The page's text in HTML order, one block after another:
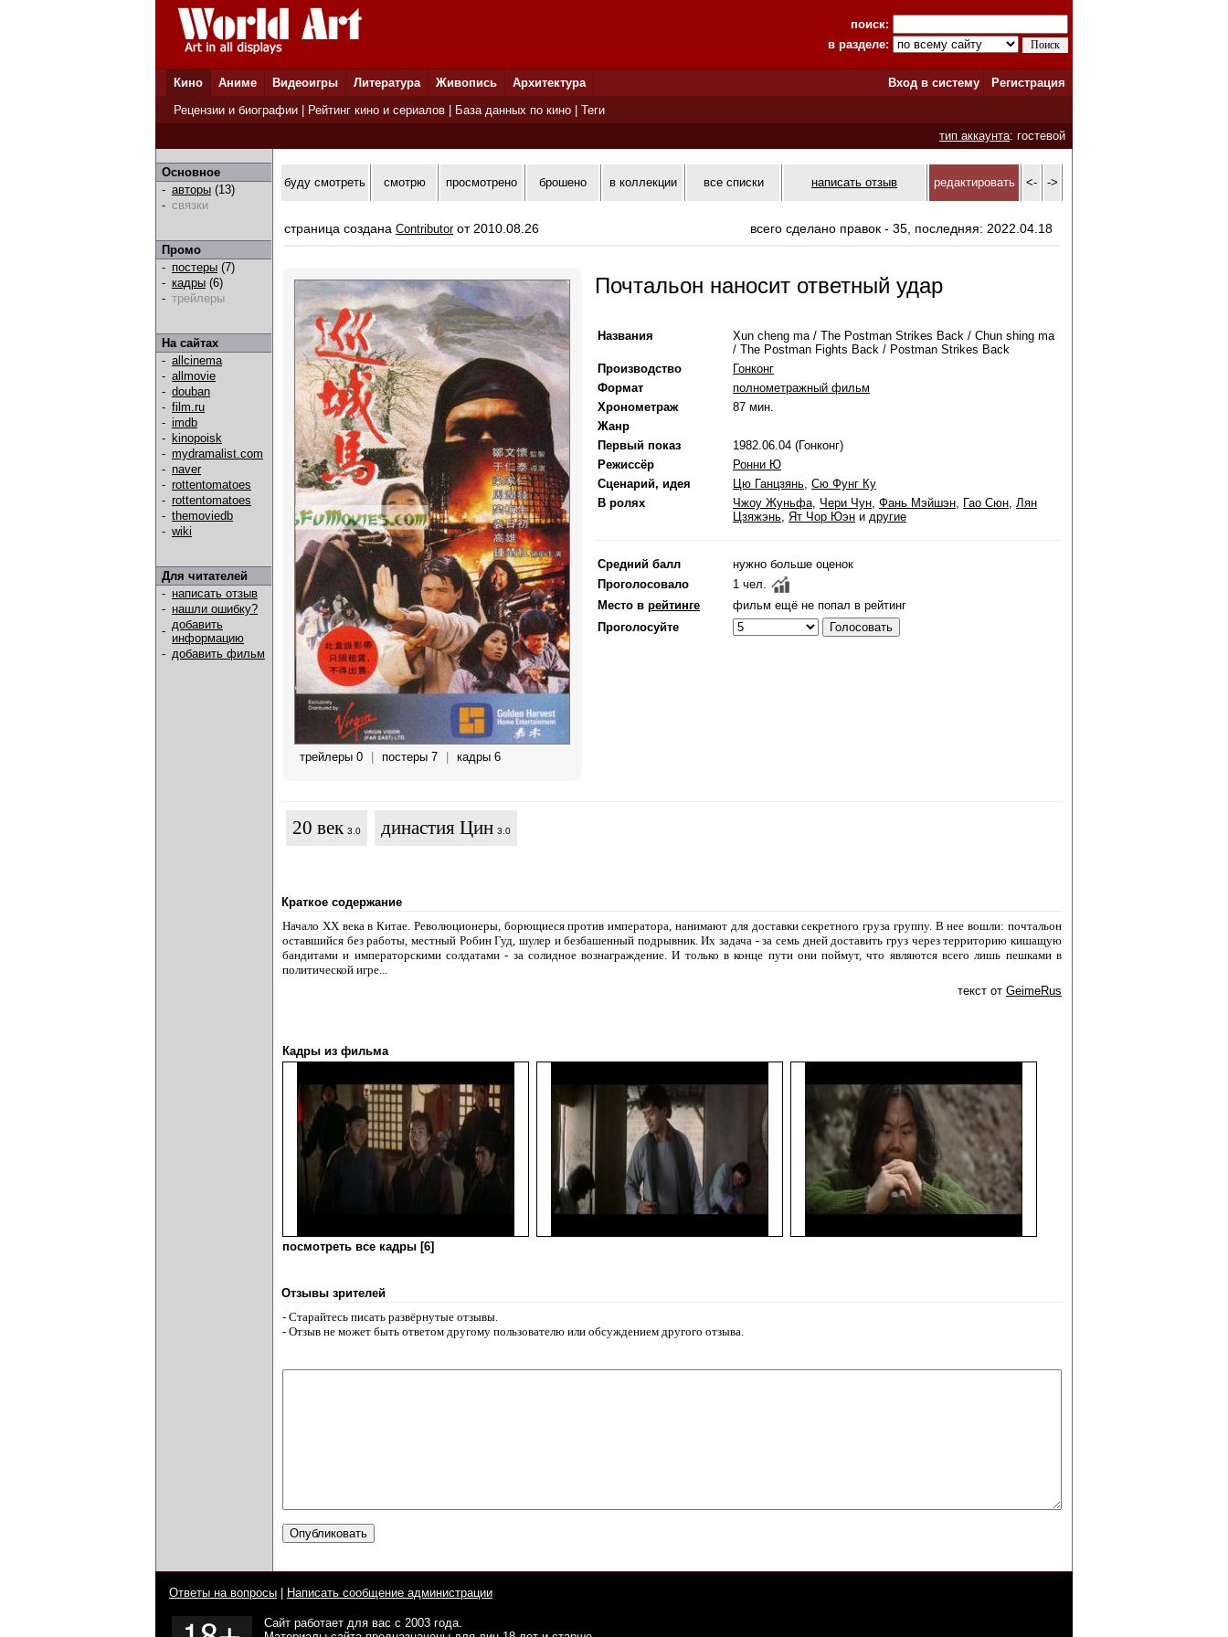
поиск:
в разделе:
Кино Аниме Видеоигры Литература Живопись Архитектура Вход в систему
Регистрация
Рецензии и биографии
Рейтинг кино и сериалов База данных по кино
Теги
тип аккаунта: гостевой
Основное
- авторы (13)
- связки
Промо
- постеры (7)
- кадры (6)
- трейлеры
На сайтах
- allcinema
- allmovie
- douban
- film.ru
- imdb
- kinopoisk
- mydramalist.com
- naver
- rottentomatoes
- rottentomatoes
- themoviedb
- wiki
Для читателей
- написать отзыв
- нашли ошибку?
- добавить
информацию
- добавить фильм
буду смотреть смотрю просмотрено брошено в коллекции все списки написать отзыв редактировать <- ->
страница создана Contributorот 2010.08.26 всего сделано правок - 35, последняя: 2022.04.18
трейлеры 0 постеры 7 кадры 6
Почтальон наносит ответный удар
Названия
Xun cheng ma / The Postman Strikes Back / Chun shing ma
/ The Postman Fights Back / Postman Strikes Back
Производство
Гонконг
Формат
полнометражный фильм
Хронометраж
87 мин.
Жанр
Первый показ
1982.06.04 (Гонконг)
Режиссёр
Ронни Ю
Сценарий, идея
Цю Ганцзянь, Сю Фунг Ку
В ролях
Чжоу Жуньфа, Чери Чун, Фань Мэйшэн, Гао Сюн, Лян
Цзяжэнь, Ят Чор Юэн и другие
Средний балл
нужно больше оценок
Проголосовало
1 чел.
Место в рейтинге
фильм ещё не попал в рейтинг
Проголосуйте
20 век 3.0 династия Цин 3.0
Краткое содержание
Начало XX века в Китае. Революционеры, борющиеся против императора, нанимают для доставки секретного груза группу. В нее вошли: почтальон
оставшийся без работы, местный Робин Гуд, шулер и безбашенный подрывник. Их задача - за семь дней доставить груз через территорию кишащую
бандитами и императорскими солдатами - за солидное вознаграждение. И только в конце пути они поймут, что являются всего лишь пешками в
политической игре...
текст от GeimeRus
Кадры из фильма
посмотреть все кадры [6]
Отзывы зрителей
- Старайтесь писать развёрнутые отзывы.
- Отзыв не может быть ответом другому пользователю или обсуждением другого отзыва.
Ответы на вопросы Написать сообщение администрации
Сайт работает для вас с 2003 года.